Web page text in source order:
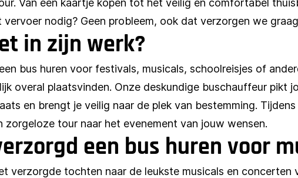
Van een kaartje kopen tot het veilig en comfortabel
vervoer nodig? Geen probleem, ook dat verzorgen we
in zijn werk?
bus huren voor festivals, musicals, schoolreisjes of
overal plaatsvinden. Onze deskundige buschauffeur pikt
en brengt je veilig naar de plek van bestemming.
zorgeloze tour naar het evenement van jouw wensen.
een bus huren voor
verzorgde tochten naar de leukste musicals en concerten